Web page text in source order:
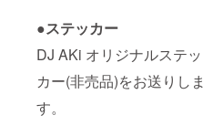
●ステッカー
DJ AKi オリジナルステッ
カー(非売品)をお送りしま
す。